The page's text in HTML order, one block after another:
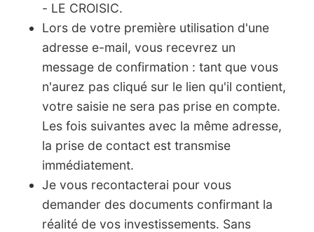
- LE CROISIC.
Lors de votre première utilisation d'une
adresse e-mail, vous recevrez un
message de confirmation : tant que vous
n'aurez pas cliqué sur le lien qu'il contient,
votre saisie ne sera pas prise en compte.
Les fois suivantes avec la même adresse,
la prise de contact est transmise
immédiatement.
Je vous recontacterai pour vous
demander des documents confirmant la
réalité de vos investissements. Sans